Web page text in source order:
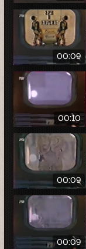
00:09
00:10
00:09
00:09